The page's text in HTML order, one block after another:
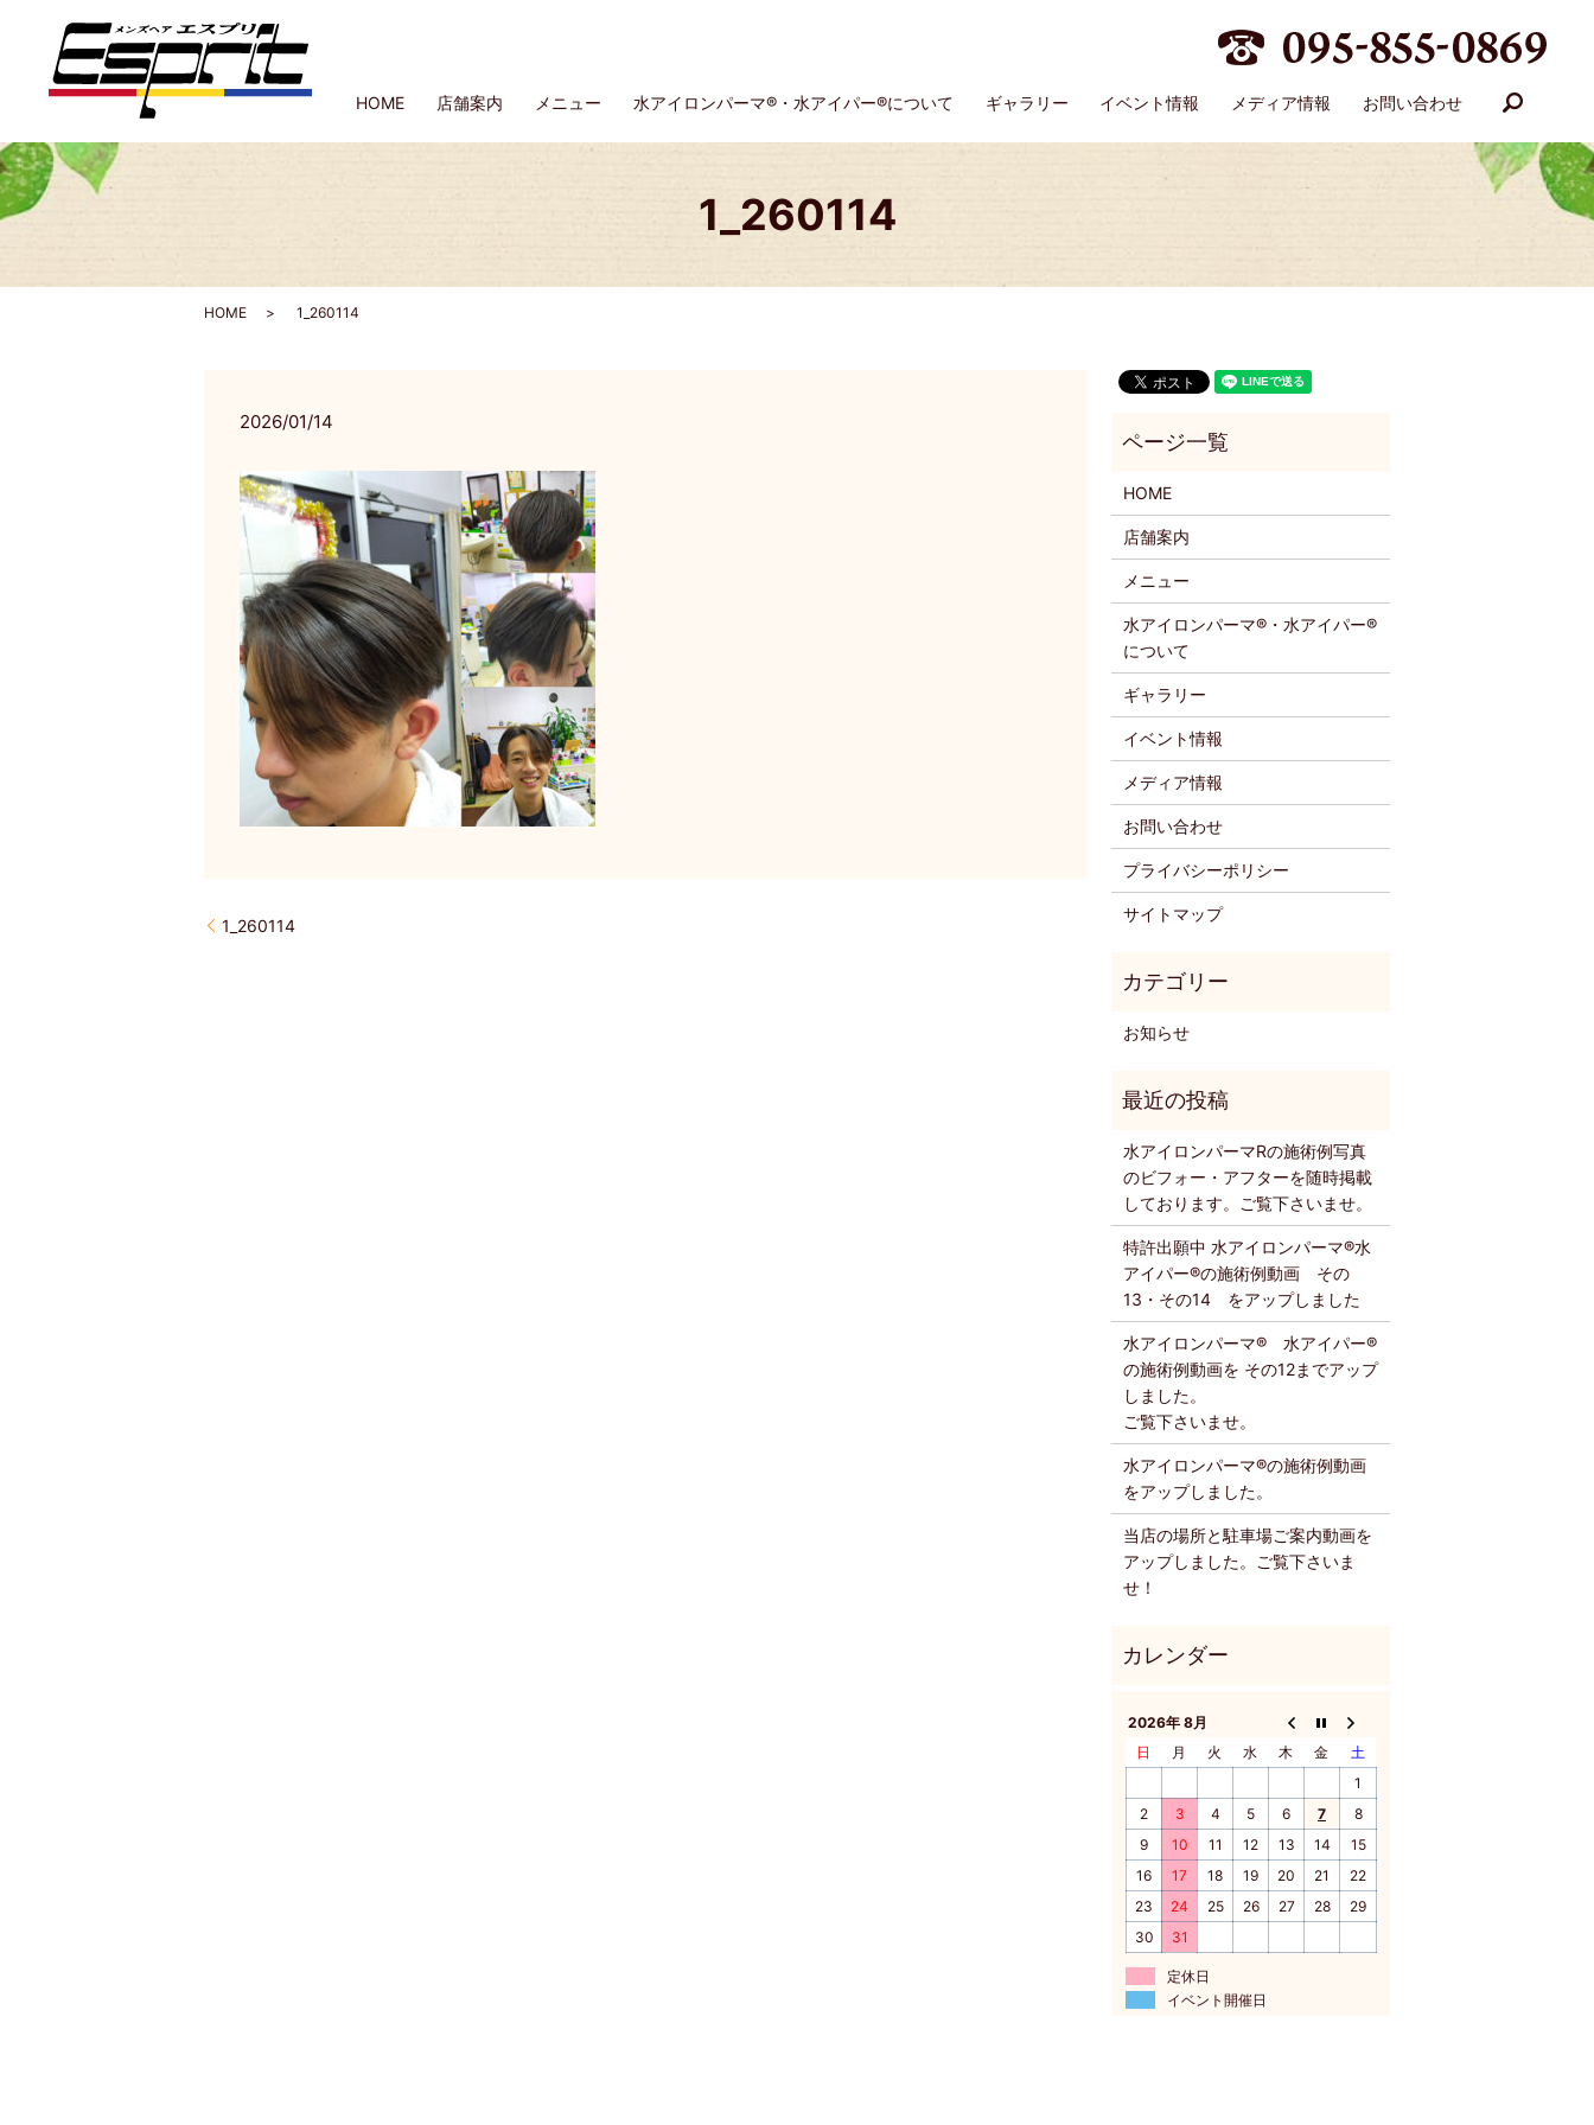
HOME 店舗案内 メニュー 水アイロンパーマ®・水アイパー®について ギャラリー イベント情報 メディア情報 お問い合わせ
1_260114
HOME 1_260114
2026/01/14
1_260114
HOME
店舗案内
メニュー
水アイロンパーマ®・水アイパー®
について
ギャラリー
イベント情報
メディア情報
お問い合わせ
プライバシーポリシー
サイトマップ
お知らせ
水アイロンパーマRの施術例写真
のビフォー・アフターを随時掲載
しております。ご覧下さいませ。
特許出願中 水アイロンパーマ®️水
アイパー®️の施術例動画 その
13・その14 をアップしました
水アイロンパーマ®️ 水アイパー®️
の施術例動画を その12までアップ
しました。
ご覧下さいませ。
水アイロンパーマ®️の施術例動画
をアップしました。
当店の場所と駐車場ご案内動画を
アップしました。ご覧下さいま
せ！
2026年 8月
日
月 火 水 木 金
土
1
2
3 4 5 6 7
8
9
10 11 12 13 14
15
16
17 18 19 20 21
22
23
24 25 26 27 28
29
30
31
定休日
イベント開催日